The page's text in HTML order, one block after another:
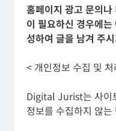
홈페이지 광고 문의
이 필요하신 경우에
성하여 글을 남겨 주
< 개인정보 수집 및
Digital Jurist는 사이
정보를 수집하지 않